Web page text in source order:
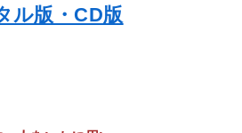
ル版・CD版